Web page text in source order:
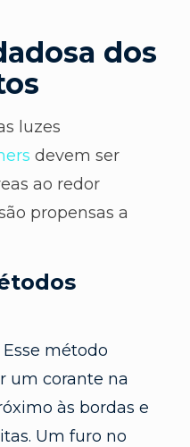
dos
luzes
devem ser
ao redor
propensas a
Esse método
um corante na
às bordas e
Um furo no